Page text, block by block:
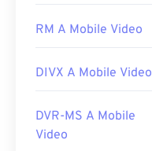
RM A Mobile Video
DIVX A Mobile Video
DVR-MS A Mobile
Video